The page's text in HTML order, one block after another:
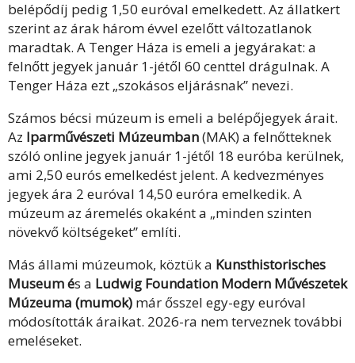
belépődíj pedig 1,50 euróval emelkedett. Az állatkert
szerint az árak három évvel ezelőtt változatlanok
maradtak. A Tenger Háza is emeli a jegyárakat: a
felnőtt jegyek január 1-jétől 60 centtel drágulnak. A
Tenger Háza ezt „szokásos eljárásnak” nevezi.
Számos bécsi múzeum is emeli a belépőjegyek árait.
Az Iparművészeti Múzeumban(MAK) a felnőtteknek
szóló online jegyek január 1-jétől 18 euróba kerülnek,
ami 2,50 eurós emelkedést jelent. A kedvezményes
jegyek ára 2 euróval 14,50 euróra emelkedik. A
múzeum az áremelés okaként a „minden szinten
növekvő költségeket” említi.
Más állami múzeumok, köztük a Kunsthistorisches
Museum és a Ludwig Foundation Modern Művészetek
Múzeuma (mumok) már ősszel egy-egy euróval
módosították áraikat. 2026-ra nem terveznek további
emeléseket.